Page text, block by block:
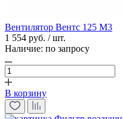
Вентилятор Вентс 125 М3
1 554 руб. / шт.
Наличие: по запросу
В корзину